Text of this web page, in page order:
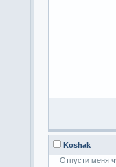
Koshak
Отпусти меня